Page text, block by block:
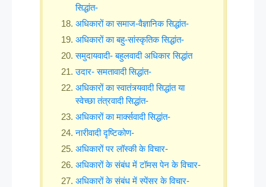
सिद्धांत-
अधिकारों का समाज-वैज्ञानिक सिद्धांत-
अधिकारों का बहु-सांस्कृतिक सिद्धांत-
समुदायवादी- बहुलवादी अधिकार सिद्धांत
उदार- समतावादी सिद्धांत-
अधिकारों का स्वातंत्र्यवादी सिद्धांत या
स्वेच्छा तंत्रवादी सिद्धांत-
अधिकारों का मार्क्सवादी सिद्धांत-
नारीवादी दृष्टिकोण-
अधिकारों पर लॉस्की के विचार-
अधिकारों के संबंध में टॉमस पेन के विचार-
अधिकारों के संबंध में स्पेंसर के विचार-